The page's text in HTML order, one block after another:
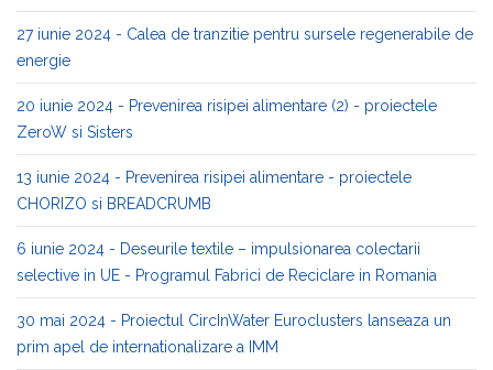
27 iunie 2024 - Calea de tranzitie pentru sursele regenerabile de
energie
20 iunie 2024 - Prevenirea risipei alimentare (2) - proiectele
ZeroW si Sisters
13 iunie 2024 - Prevenirea risipei alimentare - proiectele
CHORIZO si BREADCRUMB
6 iunie 2024 - Deseurile textile – impulsionarea colectarii
selective in UE - Programul Fabrici de Reciclare in Romania
30 mai 2024 - Proiectul CircInWater Euroclusters lanseaza un
prim apel de internationalizare a IMM